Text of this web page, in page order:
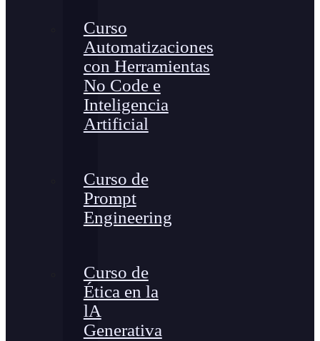
Curso
Automatizaciones
con Herramientas
No Code e
Inteligencia
Artificial
Curso de
Prompt
Engineering
Curso de
Ética en la
lA
Generativa